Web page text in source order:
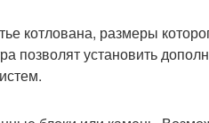
котлована, размеры
позволят установить